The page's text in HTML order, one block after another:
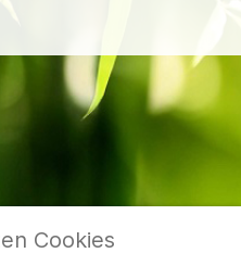
Cookies